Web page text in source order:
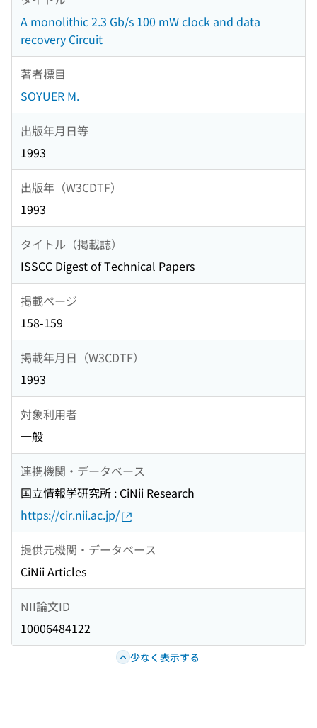
A monolithic 2.3 Gb/s 100 mW clock and data
recovery Circuit
著者標目
SOYUER M.
出版年月日等
1993
出版年（W3CDTF）
1993
タイトル（掲載誌）
ISSCC Digest of Technical Papers
掲載ページ
158-159
掲載年月日（W3CDTF）
1993
対象利用者
一般
連携機関・データベース
国立情報学研究所 : CiNii Research
https://cir.nii.ac.jp/
提供元機関・データベース
CiNii Articles
NII論文ID
10006484122
少なく表示する